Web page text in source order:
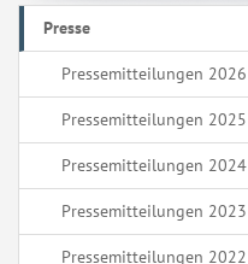
Presse
Pressemitteilungen 2026
Pressemitteilungen 2025
Pressemitteilungen 2024
Pressemitteilungen 2023
Pressemitteilungen 2022